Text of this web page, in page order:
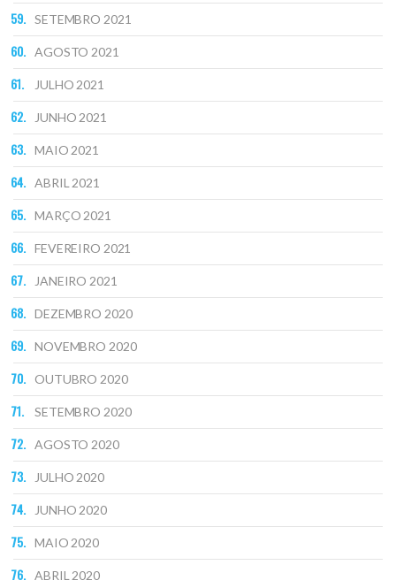
SETEMBRO 2021
AGOSTO 2021
JULHO 2021
JUNHO 2021
MAIO 2021
ABRIL 2021
MARÇO 2021
FEVEREIRO 2021
JANEIRO 2021
DEZEMBRO 2020
NOVEMBRO 2020
OUTUBRO 2020
SETEMBRO 2020
AGOSTO 2020
JULHO 2020
JUNHO 2020
MAIO 2020
ABRIL 2020